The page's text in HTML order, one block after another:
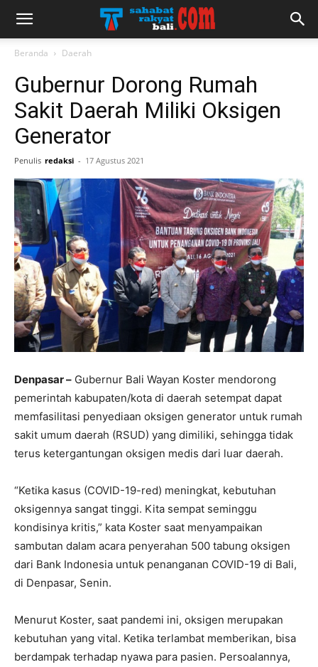
Beranda Daerah
Gubernur Dorong Rumah
Sakit Daerah Miliki Oksigen
Generator
Penulis redaksi - 17 Agustus 2021
Denpasar – Gubernur Bali Wayan Koster mendorong
pemerintah kabupaten/kota di daerah setempat dapat
memfasilitasi penyediaan oksigen generator untuk rumah
sakit umum daerah (RSUD) yang dimiliki, sehingga tidak
terus ketergantungan oksigen medis dari luar daerah.
“Ketika kasus (COVID-19-red) meningkat, kebutuhan
oksigennya sangat tinggi. Kita sempat seminggu
kondisinya kritis,” kata Koster saat menyampaikan
sambutan dalam acara penyerahan 500 tabung oksigen
dari Bank Indonesia untuk penanganan COVID-19 di Bali,
di Denpasar, Senin.
Menurut Koster, saat pandemi ini, oksigen merupakan
kebutuhan yang vital. Ketika terlambat memberikan, bisa
berdampak terhadap nyawa para pasien. Persoalannya,